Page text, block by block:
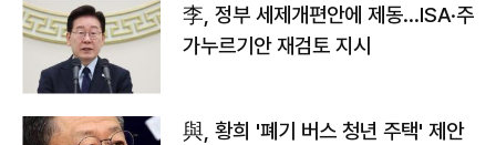
李, 정부 세제개편안에 제동…ISA·주
가누르기안 재검토 지시
與, 황희 '폐기 버스 청년 주택' 제안